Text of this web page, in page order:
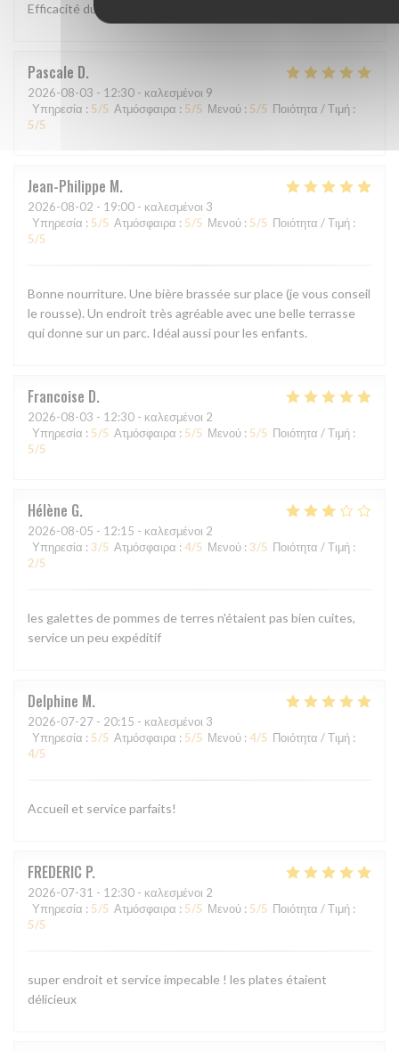
Efficacité du personnel, plats goûteux
Pascale D
2026-08-03 - 12:30 - καλεσμένοι 9
Υπηρεσία : 5/5 Ατμόσφαιρα : 5/5 Μενού : 5/5 Ποιότητα / Τιμή :
5/5
Jean-Philippe M
2026-08-02 - 19:00 - καλεσμένοι 3
Υπηρεσία : 5/5 Ατμόσφαιρα : 5/5 Μενού : 5/5 Ποιότητα / Τιμή :
5/5
Bonne nourriture. Une bière brassée sur place (je vous conseil
le rousse). Un endroit très agréable avec une belle terrasse
qui donne sur un parc. Idéal aussi pour les enfants.
Francoise D
2026-08-03 - 12:30 - καλεσμένοι 2
Υπηρεσία : 5/5 Ατμόσφαιρα : 5/5 Μενού : 5/5 Ποιότητα / Τιμή :
5/5
Hélène G
2026-08-05 - 12:15 - καλεσμένοι 2
Υπηρεσία : 3/5 Ατμόσφαιρα : 4/5 Μενού : 3/5 Ποιότητα / Τιμή :
2/5
les galettes de pommes de terres n'étaient pas bien cuites,
service un peu expéditif
Delphine M
2026-07-27 - 20:15 - καλεσμένοι 3
Υπηρεσία : 5/5 Ατμόσφαιρα : 5/5 Μενού : 4/5 Ποιότητα / Τιμή :
4/5
Accueil et service parfaits!
FREDERIC P
2026-07-31 - 12:30 - καλεσμένοι 2
Υπηρεσία : 5/5 Ατμόσφαιρα : 5/5 Μενού : 5/5 Ποιότητα / Τιμή :
5/5
super endroit et service impecable ! les plates étaient
délicieux